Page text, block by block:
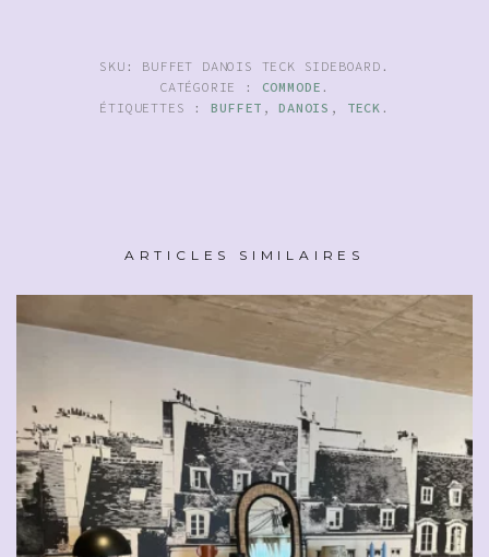
SKU: BUFFET DANOIS TECK SIDEBOARD .
CATÉGORIE : COMMODE .
ÉTIQUETTES : BUFFET ,DANOIS , TECK .
ARTICLES SIMILAIRES